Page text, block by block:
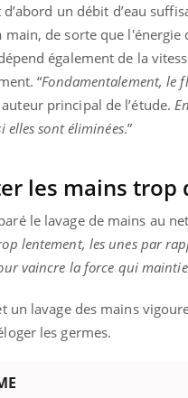
un débit d’eau
main, de sorte que
également de la
“Fondamentalement, le
principal de l’étude.
elles sont éliminées.”
les mains trop
le lavage de mains au
lentement, les unes par
vaincre la force qui
un lavage des mains
les germes.
type 2 L'été arrive… et avec
rythme de vie !
soleil, activités en
sont ...